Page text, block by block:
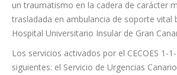
un traumatismo en la cadera de carácter
trasladada en ambulancia de soporte vital
Hospital Universitario Insular de Gran
Los servicios activados por el CECOES 1-
siguientes: el Servicio de Urgencias